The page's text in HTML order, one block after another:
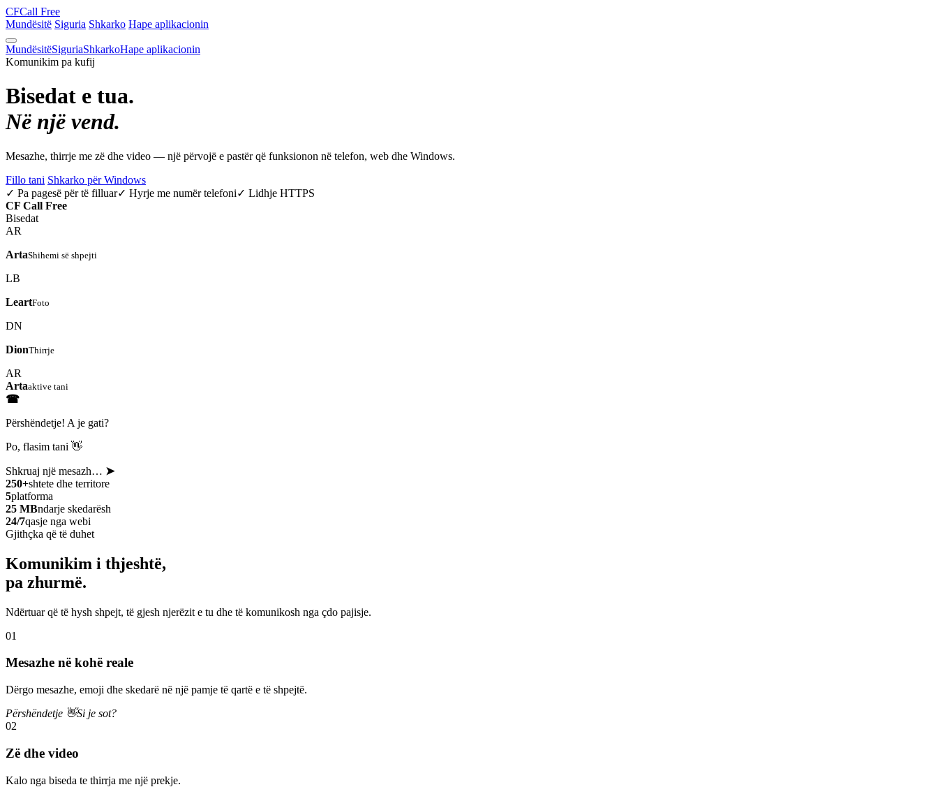
CFCall Free
Mundësitë Siguria Shkarko Hape aplikacionin
MundësitëSiguriaShkarkoHape aplikacionin
Komunikim pa kufij
Bisedat e tua.
Në një vend.
Mesazhe, thirrje me zë dhe video — një përvojë e pastër që funksionon në telefon, web dhe Windows.
Fillo tani Shkarko për Windows
✓ Pa pagesë për të filluar✓ Hyrje me numër telefoni✓ Lidhje HTTPS
CF Call Free
Bisedat
AR
ArtaShihemi së shpejti
LB
LeartFoto
DN
DionThirrje
AR
Artaaktive tani
☎
Përshëndetje! A je gati?
Po, flasim tani 👋
Shkruaj një mesazh… ➤
250+shtete dhe territore
5platforma
25 MBndarje skedarësh
24/7qasje nga webi
Gjithçka që të duhet
Komunikim i thjeshtë,
pa zhurmë.
Ndërtuar që të hysh shpejt, të gjesh njerëzit e tu dhe të komunikosh nga çdo pajisje.
01
Mesazhe në kohë reale
Dërgo mesazhe, emoji dhe skedarë në një pamje të qartë e të shpejtë.
Përshëndetje 👋Si je sot?
02
Zë dhe video
Kalo nga biseda te thirrja me një prekje.